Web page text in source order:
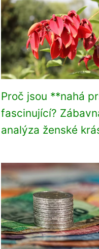
Proč jsou **nahá
fascinující?
analýza ženské